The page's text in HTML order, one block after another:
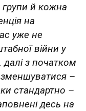
групи й кожна
на
уже не
війни у
далі з початком
–
стандартно –
десь на